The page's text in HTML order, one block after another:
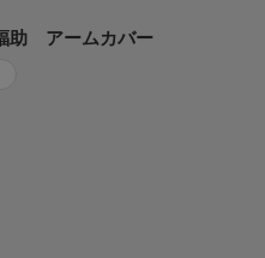
助 アームカバー